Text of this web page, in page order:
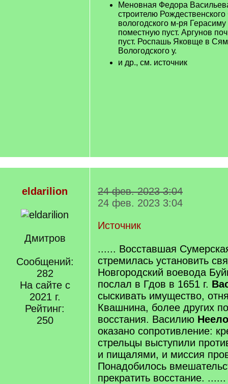
Меновная Федора
строителю
вологодского м-ря
поместную пуст. Аргунов
пуст. Роспашь Яковще в
Вологодского у.
и др., см. источник
eldarilion
Дмитров
Сообщений:
282
На сайте с
2021 г.
Рейтинг:
250
24 фев. 2023 3:04
24 фев. 2023 3:04
Источник
...... Восставшая
стремилась установить
Новгородский воевода
послал в Гдов в 1651 г.
сыскивать имущество,
Квашнина, более других
восстания. Василию
оказано сопротивление:
стрельцы выступили
и пищалями, и миссия
Понадобилось
прекратить восстание. ......